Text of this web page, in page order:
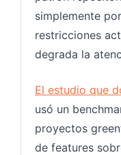
simplemente
restricciones
degrada la
El estudio que
usó un
proyectos
de features